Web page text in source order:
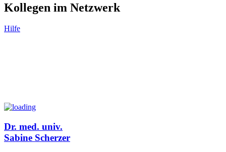
Kollegen im Netzwerk
Hilfe
Dr. med. univ.
Sabine Scherzer